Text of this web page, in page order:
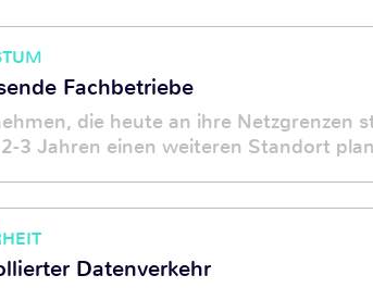
Fachbetriebe
die heute an ihre Netzgrenzen
3 Jahren einen weiteren Standort
Datenverkehr